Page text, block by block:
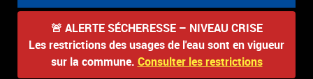
🚨 ALERTE SÉCHERESSE – NIVEAU CRISE
Les restrictions des usages de l'eau sont en vigueur
sur la commune. Consulter les restrictions